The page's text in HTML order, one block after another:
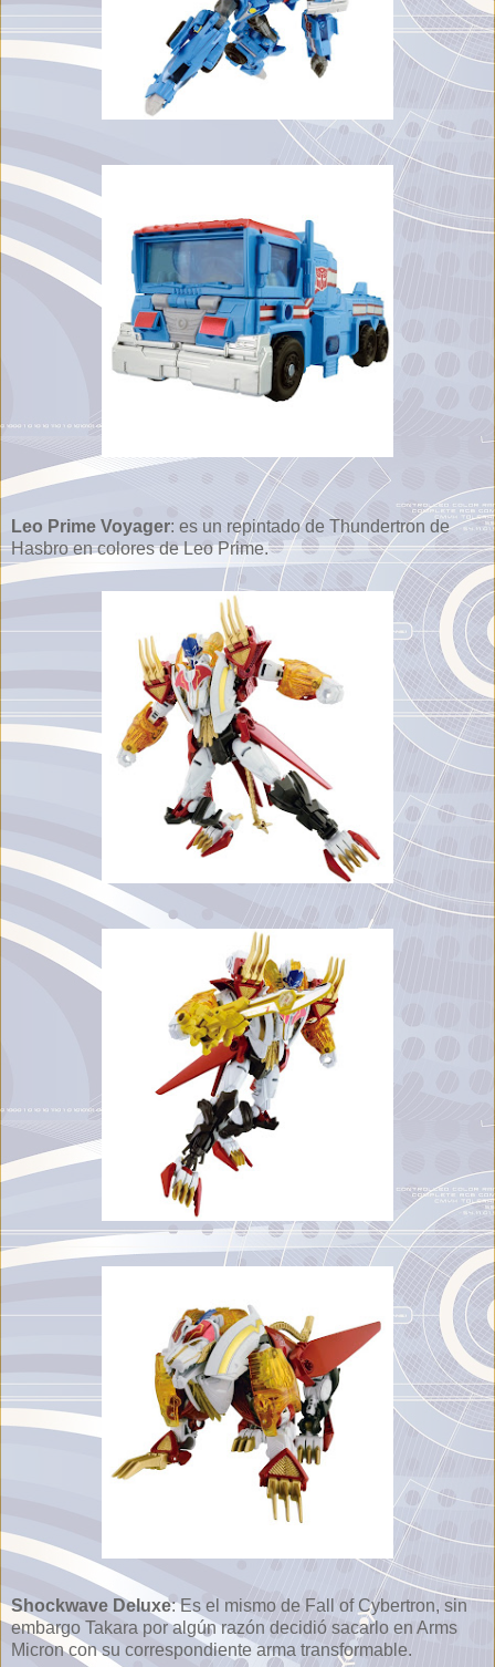
Leo Prime Voyager: es un repintado de Thundertron de
Hasbro en colores de Leo Prime.
Shockwave Deluxe: Es el mismo de Fall of Cybertron, sin
embargo Takara por algún razón decidió sacarlo en Arms
Micron con su correspondiente arma transformable.